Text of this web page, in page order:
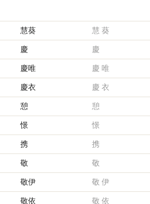
慧葵 慧 葵
慶 慶
慶唯 慶 唯
慶衣 慶 衣
憩 憩
憬 憬
携 携
敬 敬
敬伊 敬 伊
敬依 敬 依